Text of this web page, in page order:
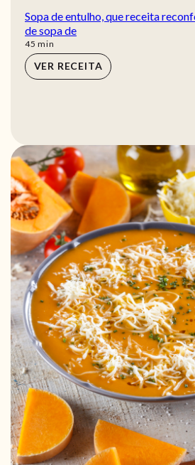
Sopa de entulho, que receita
de sopa de
45 min
min
VER RECEITA